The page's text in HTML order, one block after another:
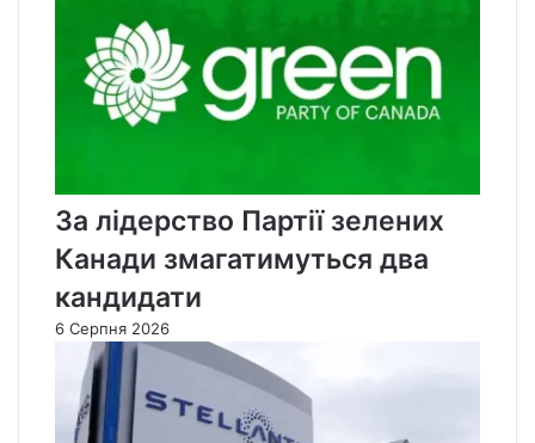
За лідерство Партії зелених
Канади змагатимуться два
кандидати
6 Серпня 2026